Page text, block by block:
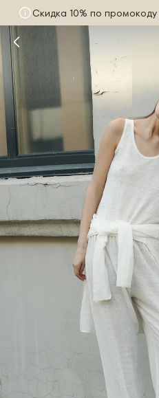
Скидка 10% по промокоду